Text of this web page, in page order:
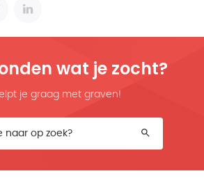
wat je zocht?
je graag met graven!